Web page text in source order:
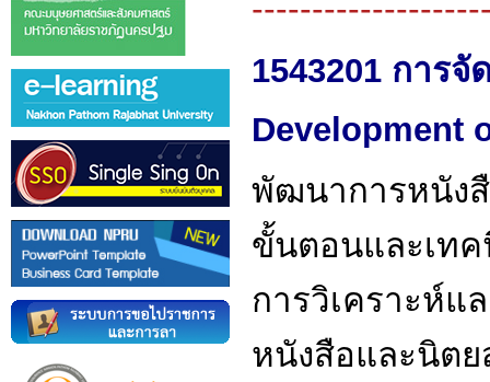
1543201 การ
Development
พัฒนาการหนัง
ขั้นตอนและเทค
การวิเคราะห์แ
หนังสือและนิตย